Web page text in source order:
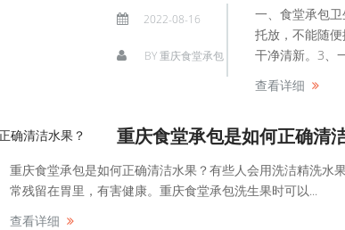
2022-08-16
BY重庆食堂承包
一、食堂承包
托放，不能随
干净清新。3、
查看详细
重庆食堂承包是如何正确清
重庆食堂承包是如何正确清洁水果？有些人会用洗洁精洗水
常残留在胃里，有害健康。重庆食堂承包洗生果时可以...
查看详细